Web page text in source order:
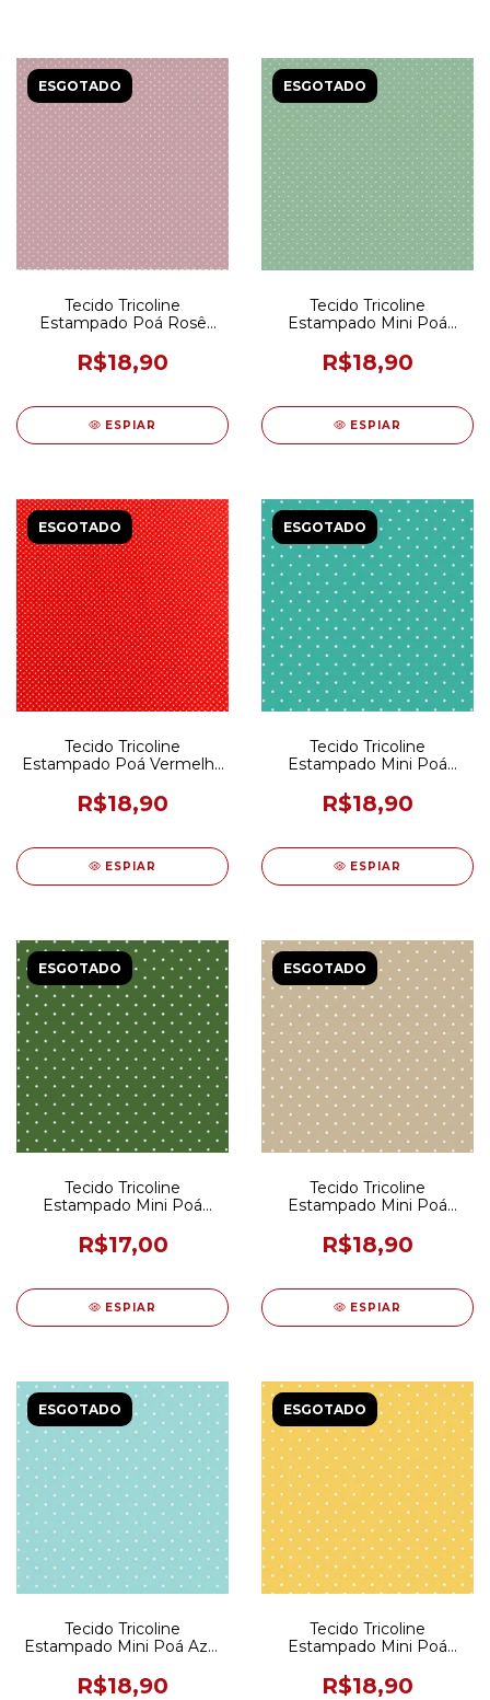
ESGOTADO
Tecido Tricoline
Estampado Poá Rosê
R$18,90
ESPIAR
ESGOTADO
Tecido Tricoline
Estampado Mini Poá
150CM
R$18,90
ESPIAR
ESGOTADO
Tecido Tricoline
Estampado Poá Vermelho
R$18,90
ESPIAR
ESGOTADO
Tecido Tricoline
Estampado Mini Poá
R$18,90
ESPIAR
ESGOTADO
Tecido Tricoline
Estampado Mini Poá
150CM (ÚLTIMA
UNIDADE)
R$17,00
ESPIAR
ESGOTADO
Tecido Tricoline
Estampado Mini Poá
R$18,90
ESPIAR
ESGOTADO
Tecido Tricoline
Estampado Mini Poá Azul
R$18,90
ESGOTADO
Tecido Tricoline
Estampado Mini Poá
150CM
R$18,90